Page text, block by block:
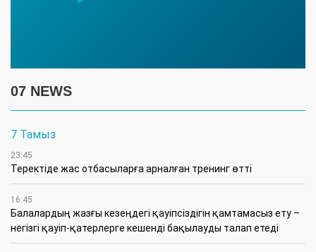
07 NEWS
7 Тамыз
23:45
​Теректіде жас отбасыларға арналған тренинг өтті
16:45
Балалардың жазғы кезеңдегі қауіпсіздігін қамтамасыз ету –
негізгі қауіп-қатерлерге кешенді бақылауды талап етеді